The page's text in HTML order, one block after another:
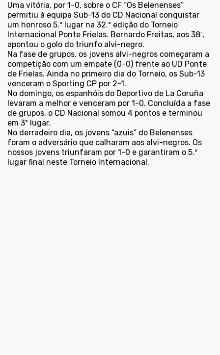
Uma vitória, por 1-0, sobre o CF “Os Belenenses”
permitiu à equipa Sub-13 do CD Nacional conquistar
um honroso 5.º lugar na 32.ª edição do Torneio
Internacional Ponte Frielas. Bernardo Freitas, aos 38′,
apontou o golo do triunfo alvi-negro.
Na fase de grupos, os jovens alvi-negros começaram a
competição com um empate (0-0) frente ao UD Ponte
de Frielas. Ainda no primeiro dia do Torneio, os Sub-13
venceram o Sporting CP por 2-1.
No domingo, os espanhóis do Deportivo de La Coruña
levaram a melhor e venceram por 1-0. Concluída a fase
de grupos, o CD Nacional somou 4 pontos e terminou
em 3º lugar.
No derradeiro dia, os jovens “azuis” do Belenenses
foram o adversário que calharam aos alvi-negros. Os
nossos jovens triunfaram por 1-0 e garantiram o 5.º
lugar final neste Torneio Internacional.